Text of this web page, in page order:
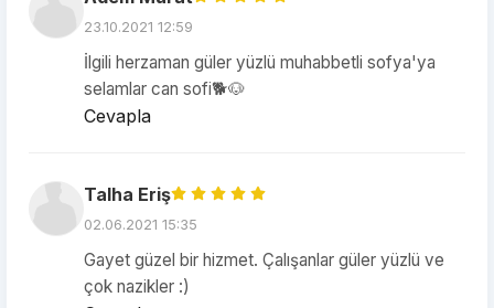
23.10.2021 12:59
İlgili herzaman güler yüzlü muhabbetli sofya'ya
selamlar can sofi🐕🐶
Cevapla
Talha Eriş
02.06.2021 15:35
Gayet güzel bir hizmet. Çalışanlar güler yüzlü ve
çok nazikler :)